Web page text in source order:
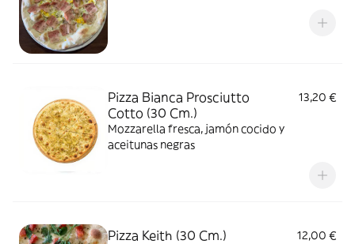
Pizza Bianca Prosciutto
Cotto (30 Cm.)
13,20 €
Mozzarella fresca, jamón cocido y
aceitunas negras
Pizza Keith (30 Cm.) 12,00 €